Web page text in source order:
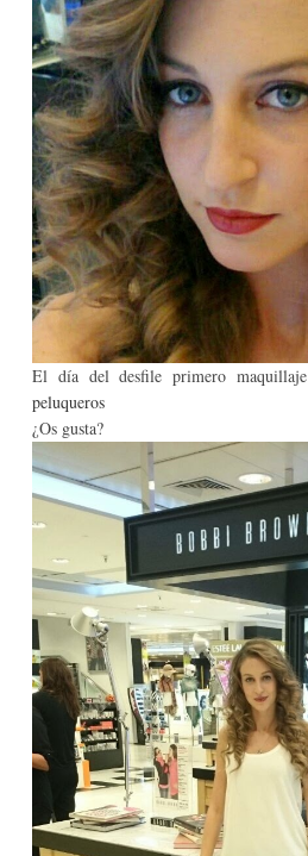
El día del desfile primero maquillaje
peluqueros
¿Os gusta?